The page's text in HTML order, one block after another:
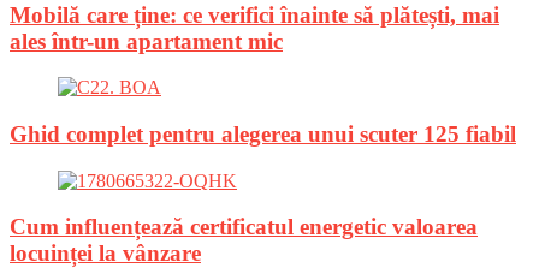
Mobilă care ține: ce verifici înainte să plătești, mai
ales într-un apartament mic
Ghid complet pentru alegerea unui scuter 125 fiabil
Cum influențează certificatul energetic valoarea
locuinței la vânzare